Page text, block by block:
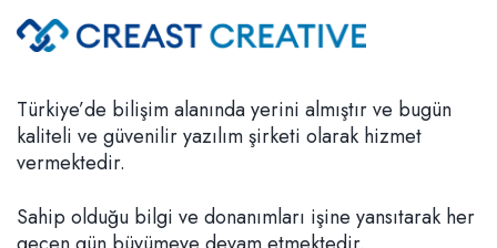
Türkiye’de bilişim alanında yerini almıştır ve bugün
kaliteli ve güvenilir yazılım şirketi olarak hizmet
vermektedir.
Sahip olduğu bilgi ve donanımları işine yansıtarak her